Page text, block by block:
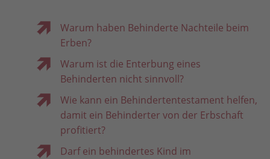
Warum haben Behinderte Nachteile beim
Erben?
Warum ist die Enterbung eines
Behinderten nicht sinnvoll?
Wie kann ein Behindertentestament helfen,
damit ein Behinderter von der Erbschaft
profitiert?
Darf ein behindertes Kind im